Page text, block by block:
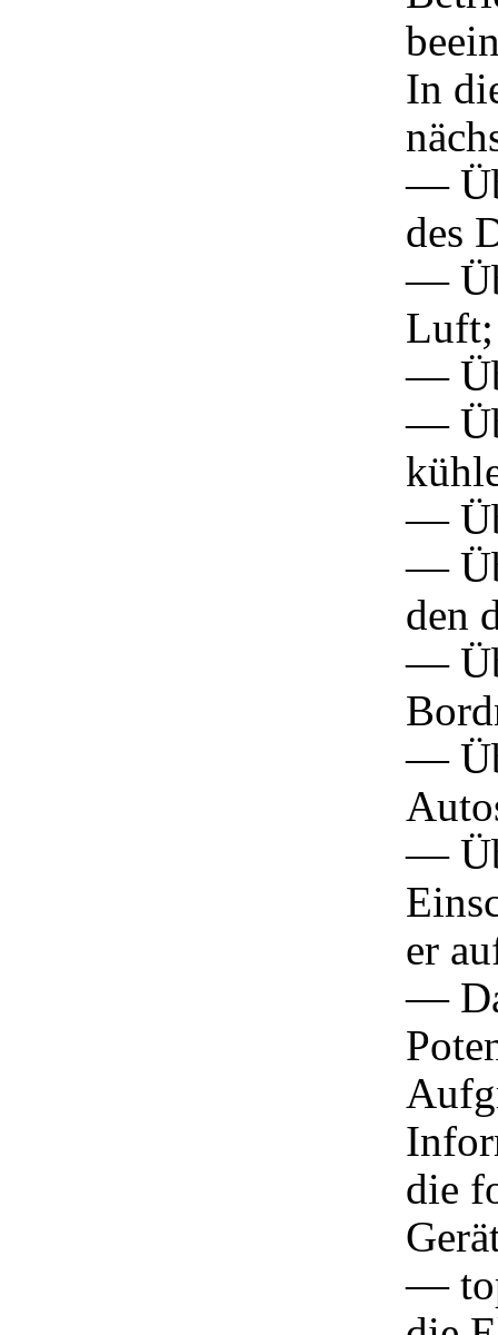
In
—
des
—
Luft;
—
—
—
—
den
—
—
—
er
—
die
—